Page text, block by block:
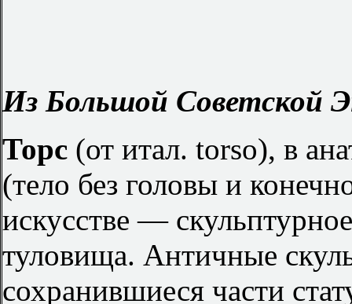
Из Большой Советской
Торс (от итал. torso), в
(тело без головы и
искусстве —
туловища. Античные
сохранившиеся части